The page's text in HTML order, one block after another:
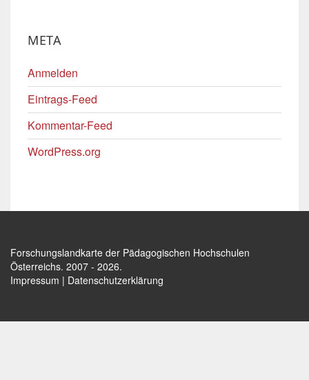
META
Anmelden
Eintrags-Feed
Kommentar-Feed
WordPress.org
Forschungslandkarte der Pädagogischen Hochschulen
Österreichs. 2007 - 2026.
Impressum | Datenschutzerklärung